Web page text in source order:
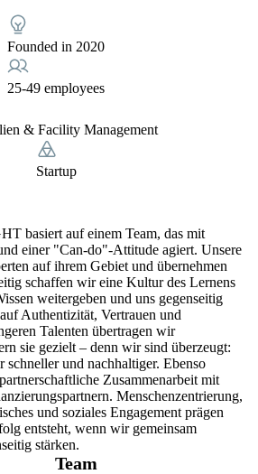
Founded in 2020
25-49 employees
& Facility Management
Startup
basiert auf einem Team, das mit
einer "Can-do"-Attitude agiert. Unsere
auf ihrem Gebiet und übernehmen
schaffen wir eine Kultur des Lernens
weitergeben und uns gegenseitig
Authentizität, Vertrauen und
Talenten übertragen wir
sie gezielt – denn wir sind überzeugt:
schneller und nachhaltiger. Ebenso
Zusammenarbeit mit
Menschenzentrierung,
und soziales Engagement prägen
entsteht, wenn wir gemeinsam
stärken.
Team